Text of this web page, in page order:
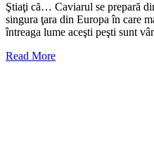
Ştiaţi că… Caviarul se prepară
singura ţara din Europa în care
întreaga lume aceşti peşti sunt
Read More